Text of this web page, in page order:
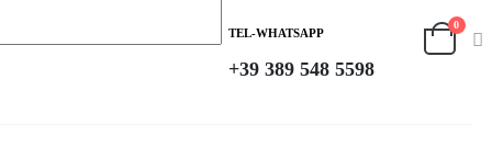
TEL-WHATSAPP
+39 389 548 5598
0